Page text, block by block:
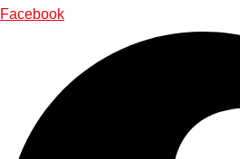
Facebook